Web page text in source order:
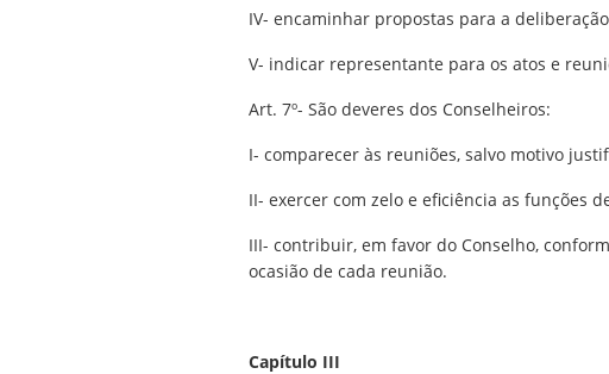
IV- encaminhar propostas para a
V- indicar representante para os atos e
Art. 7º- São deveres dos Conselheiros:
I- comparecer às reuniões, salvo motivo
II- exercer com zelo e eficiência as funções
III- contribuir, em favor do Conselho,
ocasião de cada reunião.
Capítulo III